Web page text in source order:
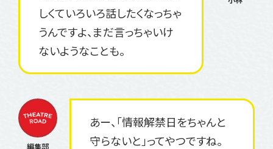
しくていろいろ話したくなっちゃ
うんですよ、まだ言っちゃいけ
ないようなことも。
あー、「情報解禁日をちゃんと
守らないと」ってやつですね。